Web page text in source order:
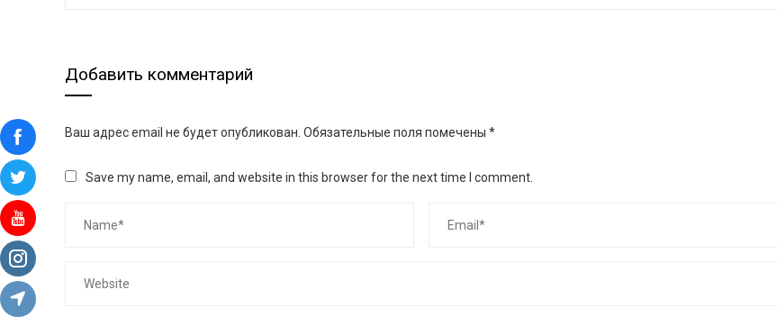
Добавить комментарий
Ваш адрес email не будет опубликован. Обязательные поля помечены *
Save my name, email, and website in this browser for the next time I comment.